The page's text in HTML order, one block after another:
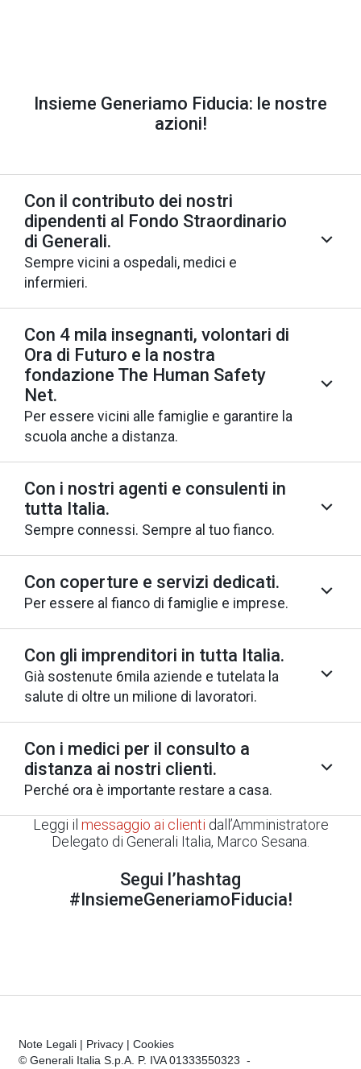
Insieme Generiamo Fiducia: le nostre
azioni!
Con il contributo dei nostri
dipendenti al Fondo Straordinario
di Generali.
Sempre vicini a ospedali, medici e
infermieri.
Con 4 mila insegnanti, volontari di
Ora di Futuro e la nostra
fondazione The Human Safety
Net.
Per essere vicini alle famiglie e garantire la
scuola anche a distanza.
Con i nostri agenti e consulenti in
tutta Italia.
Sempre connessi. Sempre al tuo fianco.
Con coperture e servizi dedicati.
Per essere al fianco di famiglie e imprese.
Con gli imprenditori in tutta Italia.
Già sostenute 6mila aziende e tutelata la
salute di oltre un milione di lavoratori.
Con i medici per il consulto a
distanza ai nostri clienti.
Perché ora è importante restare a casa.
Leggi il messaggio ai clienti dall’Amministratore
Delegato di Generali Italia, Marco Sesana.
Segui l’hashtag
#InsiemeGeneriamoFiducia!
Note Legali | Privacy | Cookies
© Generali Italia S.p.A. P. IVA 01333550323 -